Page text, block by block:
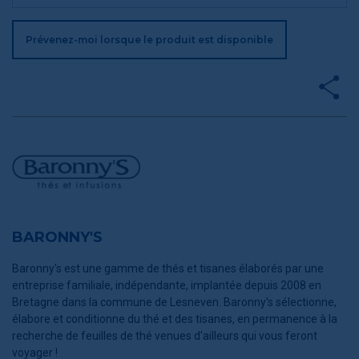
Prévenez-moi lorsque le produit est disponible
BARONNY'S
Baronny's est une gamme de thés et tisanes élaborés par une
entreprise familiale, indépendante, implantée depuis 2008 en
Bretagne dans la commune de Lesneven. Baronny's sélectionne,
élabore et conditionne du thé et des tisanes, en permanence à la
recherche de feuilles de thé venues d'ailleurs qui vous feront
voyager !